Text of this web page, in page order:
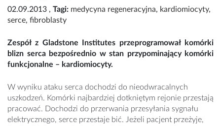
02.09.2013 , Tagi: medycyna regeneracyjna, kardiomiocyty,
serce, fibroblasty
Zespół z Gladstone Institutes przeprogramował komórki
blizn serca bezpośrednio w stan przypominający komórki
funkcjonalne – kardiomiocyty.
W wyniku ataku serca dochodzi do nieodwracalnych
uszkodzeń. Komórki najbardziej dotkniętym rejonie przestają
pracować. Dochodzi do przerwania przesyłania sygnału
elektrycznego, serce przestaje bić. Jeżeli pacjent przeżyje,